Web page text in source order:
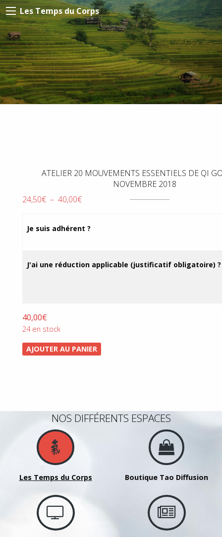
Les Temps du Corps
ATELIER 20 MOUVEMENTS ESSENTIELS DE QI
NOVEMBRE 2018
24,50€ – 40,00€Plage
prix :
40,00€
Je suis adhérent ?
J'ai une réduction applicable (justificatif obligatoire) ?
40,00€
24 en stock
AJOUTER AU PANIER
NOS DIFFÉRENTS ESPACES
Les Temps du Corps Boutique Tao Diffusion